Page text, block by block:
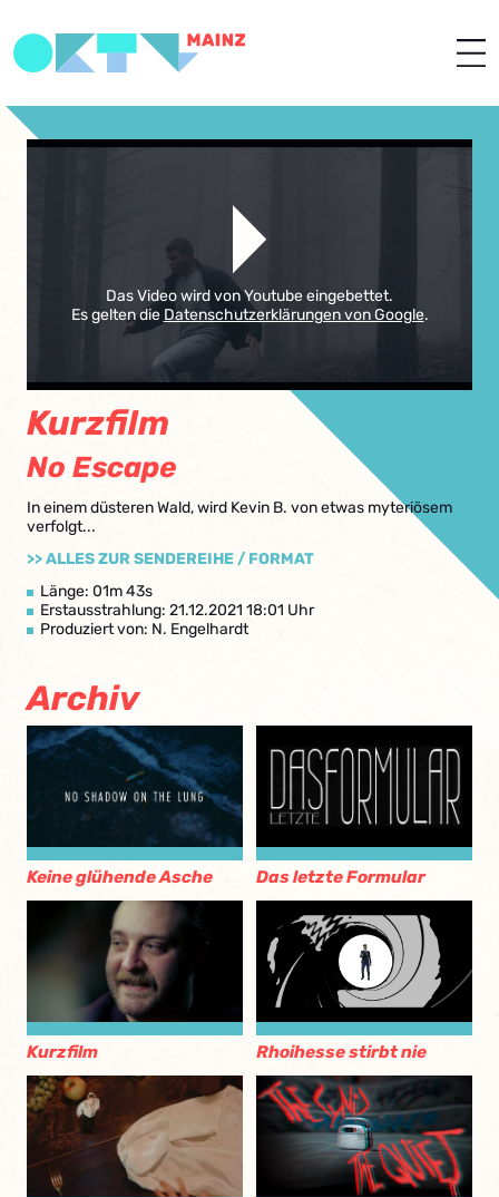
Das Video wird von Youtube eingebettet.
Es gelten die Datenschutzerklärungen von Google.
Kurzfilm
No Escape
In einem düsteren Wald, wird Kevin B. von etwas myteriösem
verfolgt...
>> ALLES ZUR SENDEREIHE / FORMAT
Länge: 01m 43s
Erstausstrahlung: 21.12.2021 18:01 Uhr
Produziert von: N. Engelhardt
Archiv
Keine glühende Asche Das letzte Formular
Kurzfilm Rhoihesse stirbt nie